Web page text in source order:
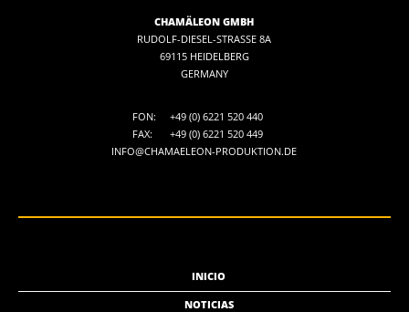
CHAMÄLEON GMBH
RUDOLF-DIESEL-STRASSE 8A
69115 HEIDELBERG
GERMANY
FON:
+49 (0) 6221 520 440
FAX:
+49 (0) 6221 520 449
INFO@CHAMAELEON-PRODUKTION.DE
INICIO
NOTICIAS